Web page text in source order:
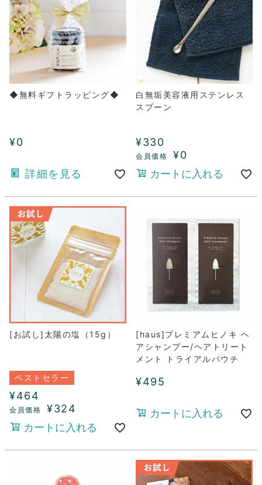
◆無料ギフトラッピング◆
¥0
詳細を見る
白無垢美容液用ステンレス
スプーン
¥330
¥0
カートに入れる
[お試し]太陽の塩（15g）
ベストセラー
¥464
¥324
カートに入れる
[haus]プレミアムヒノキ ヘ
アシャンプー/ヘアトリート
メント トライアルパウチ
¥495
カートに入れる